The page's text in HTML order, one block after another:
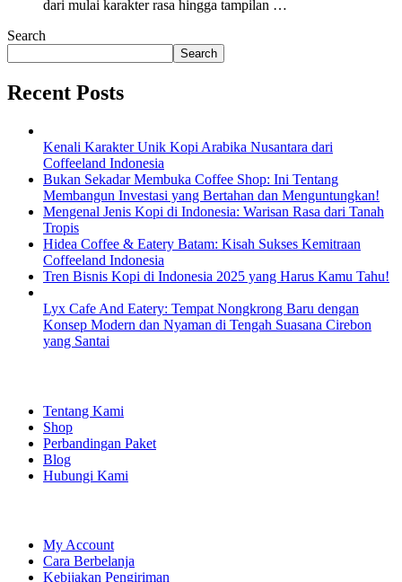
dari mulai karakter rasa hingga tampilan …
Search
Search
Recent Posts
Kenali Karakter Unik Kopi Arabika Nusantara dari
Coffeeland Indonesia
Bukan Sekadar Membuka Coffee Shop: Ini Tentang
Membangun Investasi yang Bertahan dan Menguntungkan!
Mengenal Jenis Kopi di Indonesia: Warisan Rasa dari Tanah
Tropis
Hidea Coffee & Eatery Batam: Kisah Sukses Kemitraan
Coffeeland Indonesia
Tren Bisnis Kopi di Indonesia 2025 yang Harus Kamu Tahu!
Lyx Cafe And Eatery: Tempat Nongkrong Baru dengan
Konsep Modern dan Nyaman di Tengah Suasana Cirebon
yang Santai
Tentang Kami
Shop
Perbandingan Paket
Blog
Hubungi Kami
My Account
Cara Berbelanja
Kebijakan Pengiriman